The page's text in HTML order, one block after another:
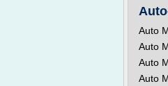
Auto
Auto
Auto
Auto